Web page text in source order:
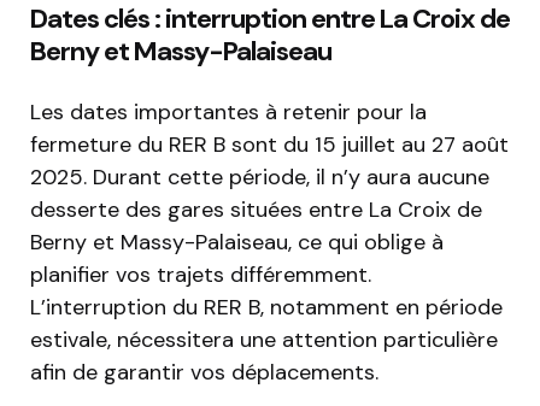
Dates clés : interruption entre La Croix de
Berny et Massy-Palaiseau
Les dates importantes à retenir pour la
fermeture du RER B sont du 15 juillet au 27 août
2025. Durant cette période, il n’y aura aucune
desserte des gares situées entre La Croix de
Berny et Massy-Palaiseau, ce qui oblige à
planifier vos trajets différemment.
L’interruption du RER B, notamment en période
estivale, nécessitera une attention particulière
afin de garantir vos déplacements.